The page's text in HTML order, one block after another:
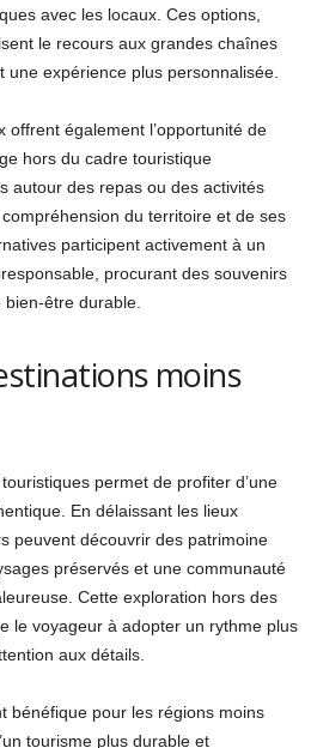
avec les locaux. Ces options,
le recours aux grandes chaînes
une expérience plus personnalisée.
offrent également l’opportunité de
hors du cadre touristique
autour des repas ou des activités
du territoire et de ses
participent activement à un
procurant des souvenirs
bien-être durable.
moins
permet de profiter d’une
En délaissant les lieux
peuvent découvrir des patrimoine
préservés et une communauté
Cette exploration hors des
le voyageur à adopter un rythme plus
aux détails.
bénéfique pour les régions moins
tourisme plus durable et